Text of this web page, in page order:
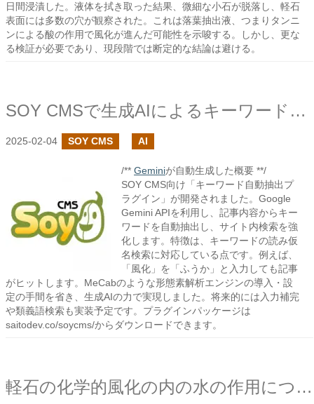
日間浸漬した。液体を拭き取った結果、微細な小石が脱落し、軽石
表面には多数の穴が観察された。これは落葉抽出液、つまりタンニ
ンによる酸の作用で風化が進んだ可能性を示唆する。しかし、更な
る検証が必要であり、現段階では断定的な結論は避ける。
SOY CMSで生成AIによるキーワード自動抽出プラグインを作成しました
2025-02-04 SOY CMS AI
/** Geminiが自動生成した概要 **/
SOY CMS向け「キーワード自動抽出プ
ラグイン」が開発されました。Google
Gemini APIを利用し、記事内容からキー
ワードを自動抽出し、サイト内検索を強
化します。特徴は、キーワードの読み仮
名検索に対応している点です。例えば、
「風化」を「ふうか」と入力しても記事
がヒットします。MeCabのような形態素解析エンジンの導入・設
定の手間を省き、生成AIの力で実現しました。将来的には入力補完
や類義語検索も実装予定です。プラグインパッケージは
saitodev.co/soycms/からダウンロードできます。
軽石の化学的風化の内の水の作用について